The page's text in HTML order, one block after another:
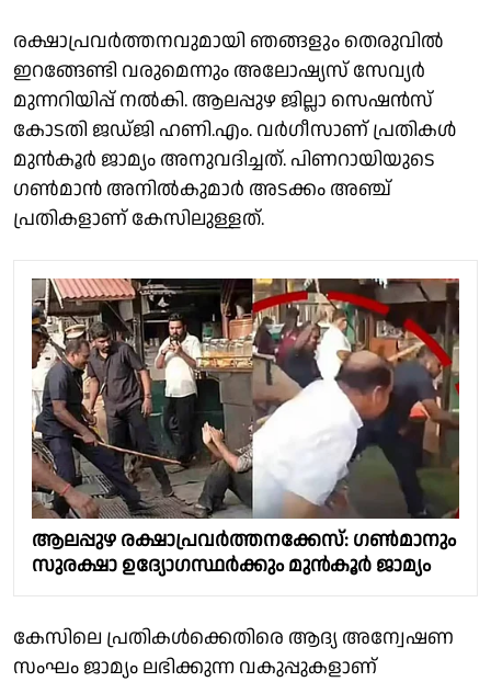
രക്ഷാപ്രവർത്തനവുമായി ഞങ്ങളും തെരുവിൽ
ഇറങ്ങേണ്ടി വരുമെന്നും അലോഷ്യസ് സേവ്യർ
മുന്നറിയിപ്പ് നൽകി. ആലപ്പുഴ ജില്ലാ സെഷൻസ്
കോടതി ജഡ്ജി ഹണി.എം. വർഗീസാണ് പ്രതികൾ
മുൻകൂർ ജാമ്യം അനുവദിച്ചത്. പിണറായിയുടെ
ഗൺമാൻ അനിൽകുമാർ അടക്കം അഞ്ച്
പ്രതികളാണ് കേസിലുള്ളത്.
ആലപ്പുഴ രക്ഷാപ്രവർത്തനക്കേസ്: ഗൺമാനും
സുരക്ഷാ ഉദ്യോഗസ്ഥർക്കും മുൻകൂർ ജാമ്യം
കേസിലെ പ്രതികൾക്കെതിരെ ആദ്യ അന്വേഷണ
സംഘം ജാമ്യം ലഭിക്കുന്ന വകുപ്പുകളാണ്